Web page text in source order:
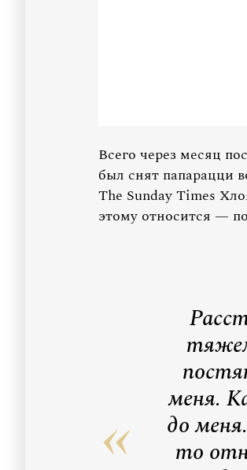
Всего через месяц
был снят папарацци
The Sunday Times
этому относится —
меня.
до
то